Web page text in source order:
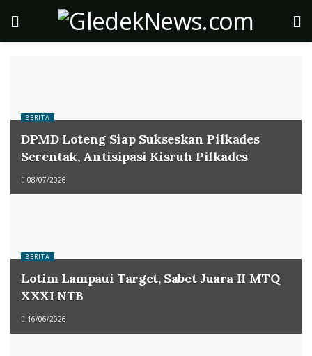
BERITA
DPMD Loteng Siap Sukseskan Pilkades
Serentak, Antisipasi Kisruh Pilkades
08/07/2026
BERITA
Lotim Lampaui Target, Sabet Juara II MTQ
XXXI NTB
16/06/2026